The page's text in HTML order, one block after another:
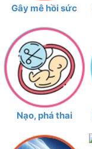
Gây mê hồi sức
Nạo, phá thai